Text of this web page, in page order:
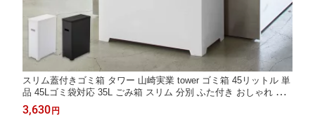
スリム蓋付きゴミ箱 タワー 山崎実業 tower ゴミ箱 45リットル 単
品 45Lゴミ袋対応 35L ごみ箱 スリム 分別 ふた付き おしゃれ キ
ッチン シンプル ゴミ袋 ダストボックス 45L カウンター下 隙間収
納 ホワイト ブラック 白 黒 北欧 yamazaki 5203 5203 Works
3,630 円